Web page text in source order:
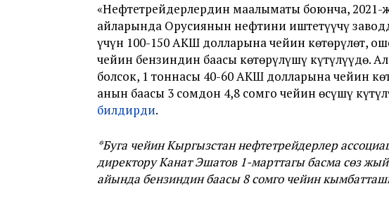
«Нефтетрейдерлердин маалыматы боюнча,
айларында Орусиянын нефтини иштетүүчү
үчүн 100-150 АКШ долларына чейин көтөрүлөт,
чейин бензиндин баасы көтөрүлүшү күтүлүүдө.
болсок, 1 тоннасы 40-60 АКШ долларына чейин
анын баасы 3 сомдон 4,8 сомго чейин өсүшү
билдирди.
*Буга чейин Кыргызстан нефтетрейдерлер
директору Канат Эшатов 1-марттагы басма сөз
айында бензиндин баасы 8 сомго чейин